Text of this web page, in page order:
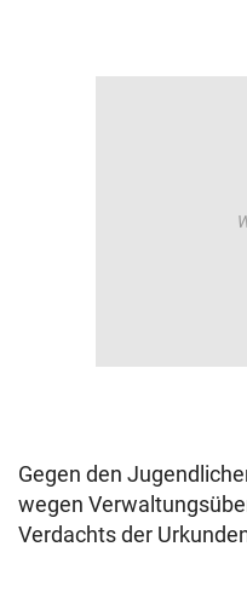
Gegen den
wegen
Verdachts der